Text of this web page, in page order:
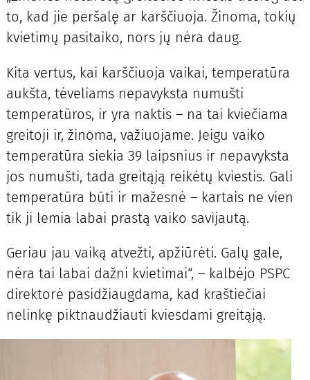
to, kad jie peršalę ar karščiuoja. Žinoma, tokių
kvietimų pasitaiko, nors jų nėra daug.
Kita vertus, kai karščiuoja vaikai, temperatūra
aukšta, tėveliams nepavyksta numušti
temperatūros, ir yra naktis – na tai kviečiama
greitoji ir, žinoma, važiuojame. Jeigu vaiko
temperatūra siekia 39 laipsnius ir nepavyksta
jos numušti, tada greitąją reikėtų kviestis. Gali
temperatūra būti ir mažesnė – kartais ne vien
tik ji lemia labai prastą vaiko savijautą.
Geriau jau vaiką atvežti, apžiūrėti. Galų gale,
nėra tai labai dažni kvietimai“, – kalbėjo PSPC
direktorė pasidžiaugdama, kad kraštiečiai
nelinkę piktnaudžiauti kviesdami greitąją.